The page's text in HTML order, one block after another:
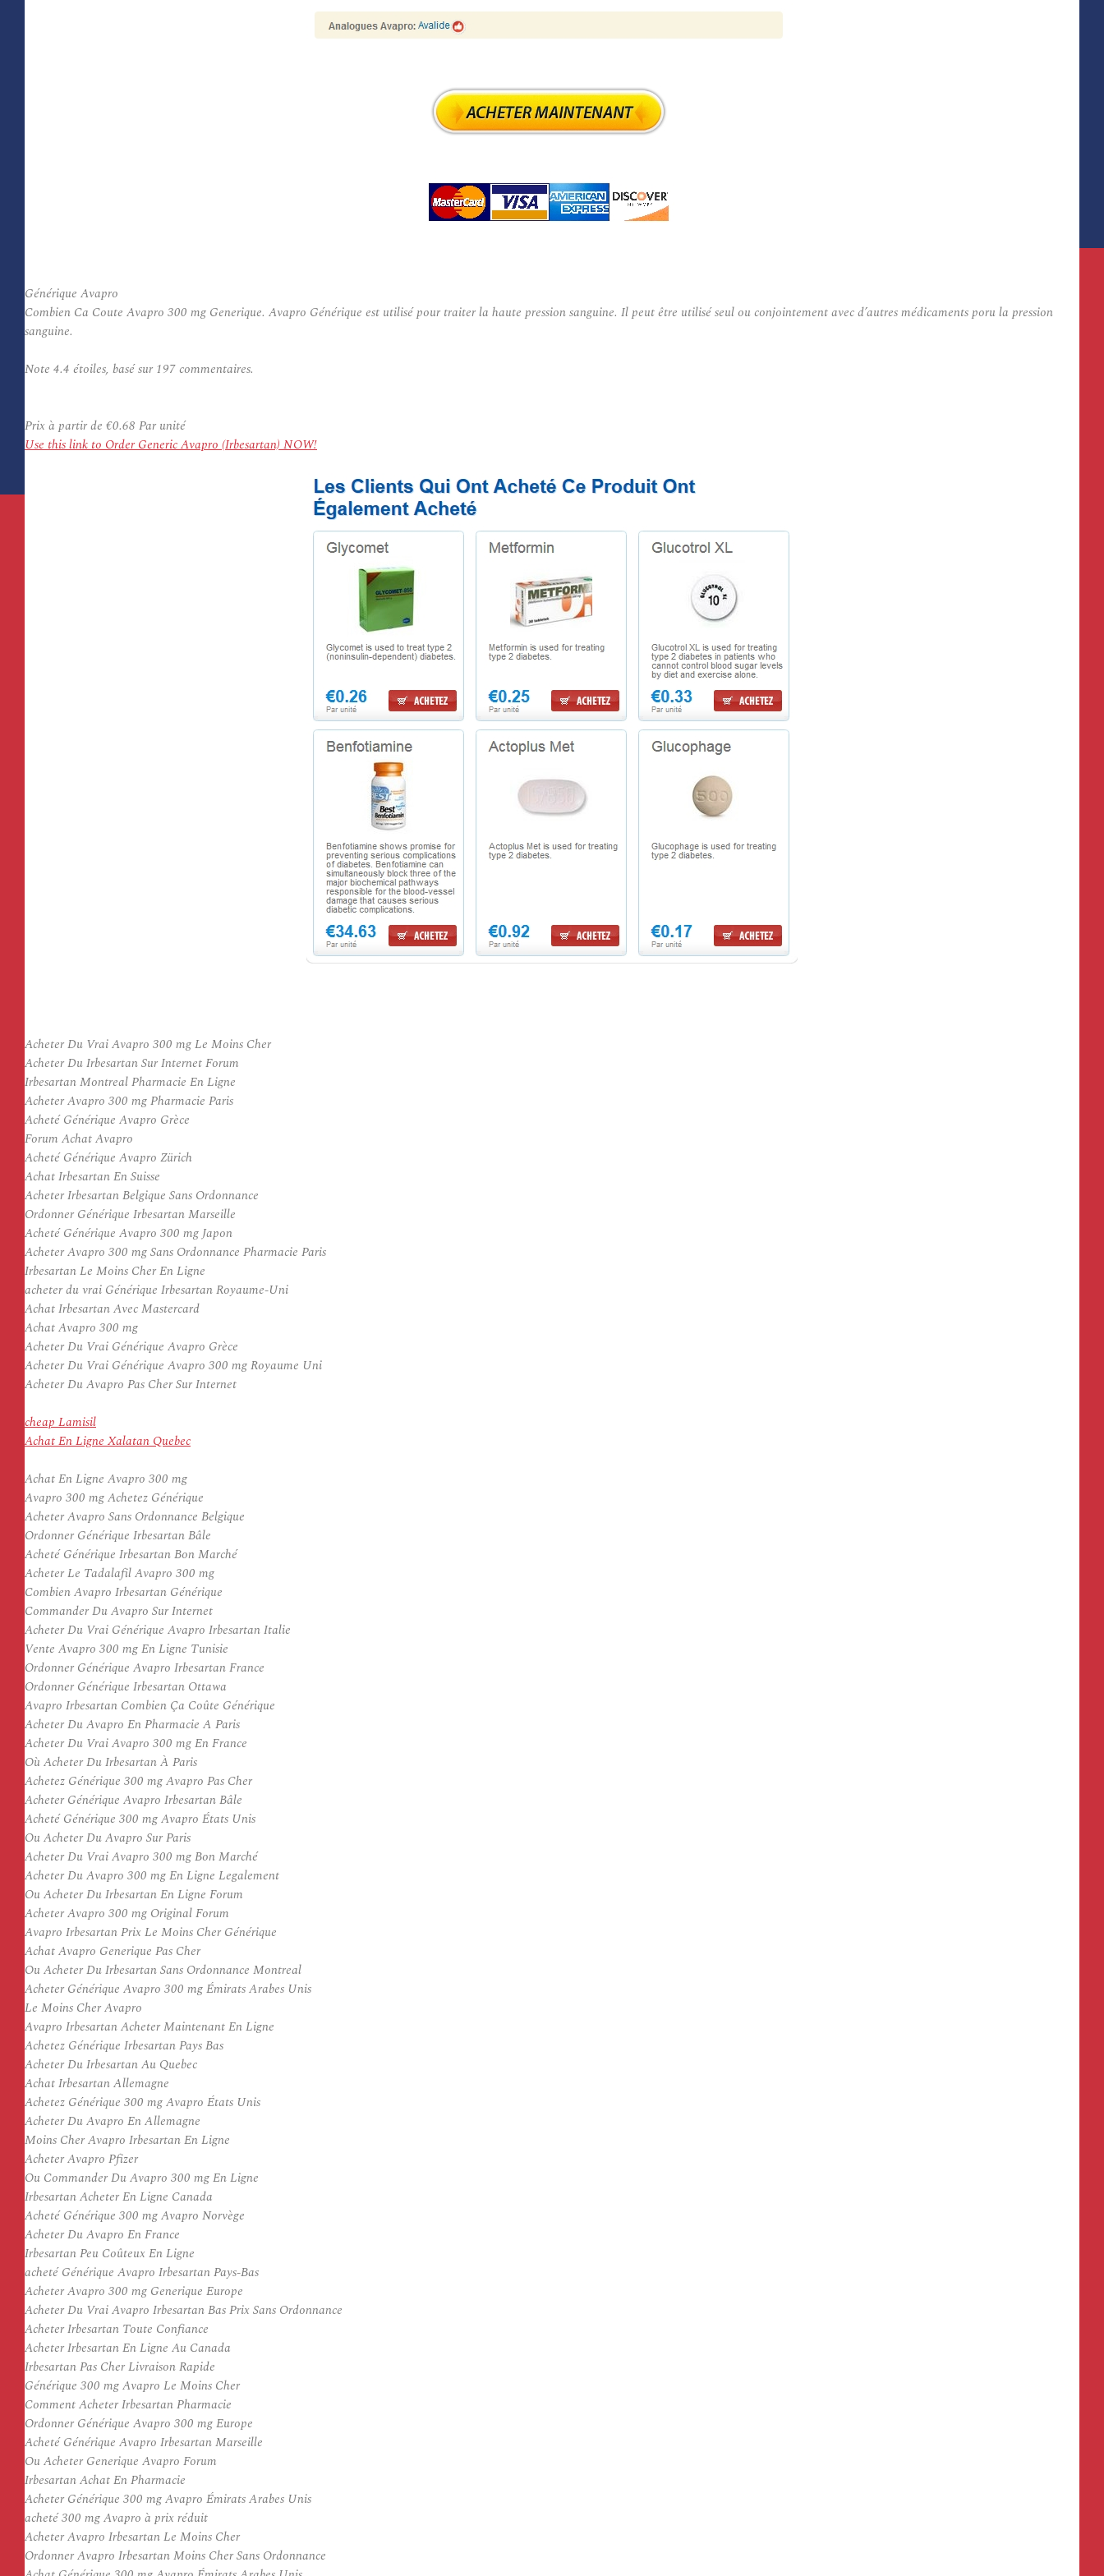
Générique Avapro
Combien Ca Coute Avapro 300 mg Generique. Avapro Générique est utilisé pour traiter la haute pression sanguine. Il peut être utilisé seul ou conjointement avec d’autres médicaments poru la pression
sanguine.
Note 4.4 étoiles, basé sur 197commentaires.
Prix à partir de €0.68 Par unité
Use this link to Order Generic Avapro (Irbesartan) NOW!
Acheter Du Vrai Avapro 300 mg Le Moins Cher
Acheter Du Irbesartan Sur Internet Forum
Irbesartan Montreal Pharmacie En Ligne
Acheter Avapro 300 mg Pharmacie Paris
Acheté Générique Avapro Grèce
Forum Achat Avapro
Acheté Générique Avapro Zürich
Achat Irbesartan En Suisse
Acheter Irbesartan Belgique Sans Ordonnance
Ordonner Générique Irbesartan Marseille
Acheté Générique Avapro 300 mg Japon
Acheter Avapro 300 mg Sans Ordonnance Pharmacie Paris
Irbesartan Le Moins Cher En Ligne
acheter du vrai Générique Irbesartan Royaume-Uni
Achat Irbesartan Avec Mastercard
Achat Avapro 300 mg
Acheter Du Vrai Générique Avapro Grèce
Acheter Du Vrai Générique Avapro 300 mg Royaume Uni
Acheter Du Avapro Pas Cher Sur Internet
cheap Lamisil
Achat En Ligne Xalatan Quebec
Achat En Ligne Avapro 300 mg
Avapro 300 mg Achetez Générique
Acheter Avapro Sans Ordonnance Belgique
Ordonner Générique Irbesartan Bâle
Acheté Générique Irbesartan Bon Marché
Acheter Le Tadalafil Avapro 300 mg
Combien Avapro Irbesartan Générique
Commander Du Avapro Sur Internet
Acheter Du Vrai Générique Avapro Irbesartan Italie
Vente Avapro 300 mg En Ligne Tunisie
Ordonner Générique Avapro Irbesartan France
Ordonner Générique Irbesartan Ottawa
Avapro Irbesartan Combien Ça Coûte Générique
Acheter Du Avapro En Pharmacie A Paris
Acheter Du Vrai Avapro 300 mg En France
Où Acheter Du Irbesartan À Paris
Achetez Générique 300 mg Avapro Pas Cher
Acheter Générique Avapro Irbesartan Bâle
Acheté Générique 300 mg Avapro États Unis
Ou Acheter Du Avapro Sur Paris
Acheter Du Vrai Avapro 300 mg Bon Marché
Acheter Du Avapro 300 mg En Ligne Legalement
Ou Acheter Du Irbesartan En Ligne Forum
Acheter Avapro 300 mg Original Forum
Avapro Irbesartan Prix Le Moins Cher Générique
Achat Avapro Generique Pas Cher
Ou Acheter Du Irbesartan Sans Ordonnance Montreal
Acheter Générique Avapro 300 mg Émirats Arabes Unis
Le Moins Cher Avapro
Avapro Irbesartan Acheter Maintenant En Ligne
Achetez Générique Irbesartan Pays Bas
Acheter Du Irbesartan Au Quebec
Achat Irbesartan Allemagne
Achetez Générique 300 mg Avapro États Unis
Acheter Du Avapro En Allemagne
Moins Cher Avapro Irbesartan En Ligne
Acheter Avapro Pfizer
Ou Commander Du Avapro 300 mg En Ligne
Irbesartan Acheter En Ligne Canada
Acheté Générique 300 mg Avapro Norvège
Acheter Du Avapro En France
Irbesartan Peu Coûteux En Ligne
acheté Générique Avapro Irbesartan Pays-Bas
Acheter Avapro 300 mg Generique Europe
Acheter Du Vrai Avapro Irbesartan Bas Prix Sans Ordonnance
Acheter Irbesartan Toute Confiance
Acheter Irbesartan En Ligne Au Canada
Irbesartan Pas Cher Livraison Rapide
Générique 300 mg Avapro Le Moins Cher
Comment Acheter Irbesartan Pharmacie
Ordonner Générique Avapro 300 mg Europe
Acheté Générique Avapro Irbesartan Marseille
Ou Acheter Generique Avapro Forum
Irbesartan Achat En Pharmacie
Acheter Générique 300 mg Avapro Émirats Arabes Unis
acheté 300 mg Avapro à prix réduit
Acheter Avapro Irbesartan Le Moins Cher
Ordonner Avapro Irbesartan Moins Cher Sans Ordonnance